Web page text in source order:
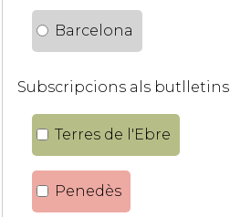
Barcelona
Subscripcions als butlletins
Terres de l'Ebre
Penedès